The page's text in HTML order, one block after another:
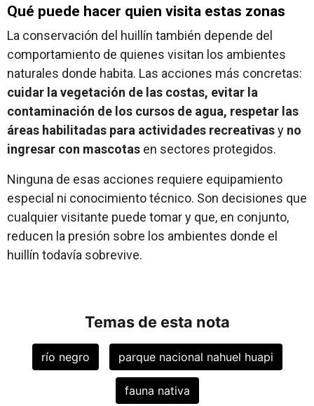
Qué puede hacer quien visita estas zonas
La conservación del huillín también depende del
comportamiento de quienes visitan los ambientes
naturales donde habita. Las acciones más concretas:
cuidar la vegetación de las costas, evitar la
contaminación de los cursos de agua, respetar las
áreas habilitadas para actividades recreativasy no
ingresar con mascotas en sectores protegidos.
Ninguna de esas acciones requiere equipamiento
especial ni conocimiento técnico. Son decisiones que
cualquier visitante puede tomar y que, en conjunto,
reducen la presión sobre los ambientes donde el
huillín todavía sobrevive.
Temas de esta nota
río negro parque nacional nahuel huapi
fauna nativa